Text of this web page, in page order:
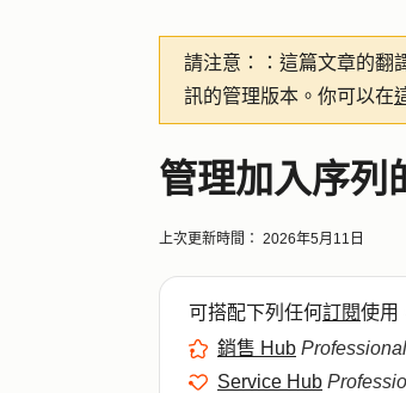
請注意：
：這篇文章的
訊的管理版本。你可以在
管理加入序列
上次更新時間： 2026年5月11日
可搭配下列任何訂閱使用
銷售 Hub
Service Hub